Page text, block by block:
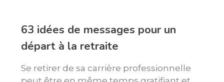
63 idées de messages pour un
départ à la retraite
Se retirer de sa carrière professionnelle